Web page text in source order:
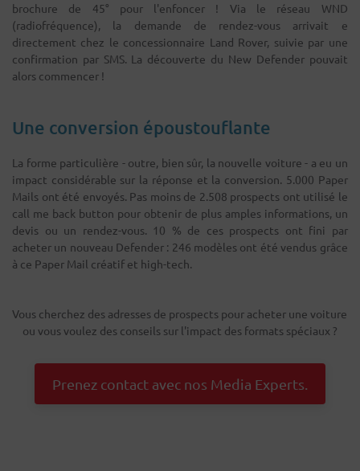
brochure de 45° pour l'enfoncer ! Via le réseau WND
(radiofréquence), la demande de rendez-vous arrivait e
directement chez le concessionnaire Land Rover, suivie par une
confirmation par SMS. La découverte du New Defender pouvait
alors commencer !
Une conversion époustouflante
La forme particulière - outre, bien sûr, la nouvelle voiture - a eu un
impact considérable sur la réponse et la conversion. 5.000 Paper
Mails ont été envoyés. Pas moins de 2.508 prospects ont utilisé le
call me back button pour obtenir de plus amples informations, un
devis ou un rendez-vous. 10 % de ces prospects ont fini par
acheter un nouveau Defender : 246 modèles ont été vendus grâce
à ce Paper Mail créatif et high-tech.
Vous cherchez des adresses de prospects pour acheter une voiture
ou vous voulez des conseils sur l'impact des formats spéciaux ?
Prenez contact avec nos Media Experts.